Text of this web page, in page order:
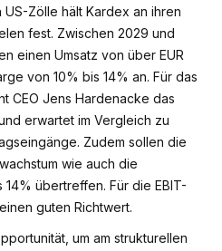
Zölle hält Kardex an ihren
fest. Zwischen 2029 und
einen Umsatz von über EUR
von 10% bis 14% an. Für das
CEO Jens Hardenacke das
erwartet im Vergleich zu
Zudem sollen die
wie auch die
übertreffen. Für die EBIT-
guten Richtwert.
um am strukturellen